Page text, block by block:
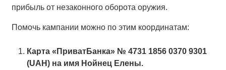
прибыль от незаконного оборота оружия.
Помочь кампании можно по этим координатам:
Карта «ПриватБанка» № 4731 1856 0370 9301
(UAH) на имя Нойнец Елены.